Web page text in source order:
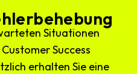
Situationen
Success
erhalten Sie eine